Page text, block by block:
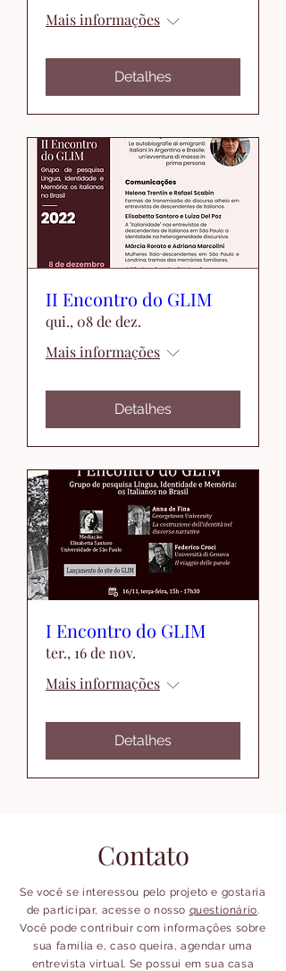
Mais informações
Detalhes
II Encontro do GLIM
qui., 08 de dez.
Mais informações
Detalhes
I Encontro do GLIM
ter., 16 de nov.
Mais informações
Detalhes
Contato
Se você se interessou pelo projeto e gostaria
de participar, acesse o nosso questionário
Você pode contribuir com informações sobre
sua família e, caso queira, agendar uma
entrevista virtual. Se possui em sua casa